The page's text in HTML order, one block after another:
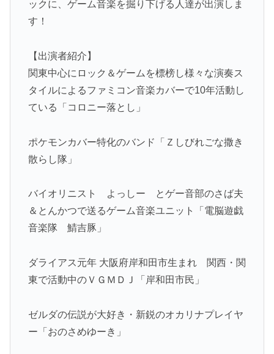
ックに、ゲーム音楽を掘り下げる人達が出演しま
す！
【出演者紹介】
関東中心にロック＆ゲームを標榜し様々な演奏ス
タイルによるファミコン音楽カバーで10年活動し
ている「コロニー落とし」
ポケモンカバー特化のバンド「Ｚしびれごな撒き
散らし隊」
バイオリニスト よっしー とゲー音部のさば夫
＆とんかつで送るゲーム音楽ユニット「電脳遊戯
音楽隊 鯖吉豚」
ダライアス元年 大阪府岸和田市生まれ 関西・関
東で活動中のＶＧＭＤＪ「岸和田市民」
ゼルダの伝説が大好き・新鋭のオカリナプレイヤ
ー「おのさめゆーき」